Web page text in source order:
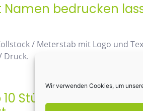
Wir verwenden Cookies, um
bedrucken
/ Meterstab mit Logo und
Druck.
Stück fast 48% mit